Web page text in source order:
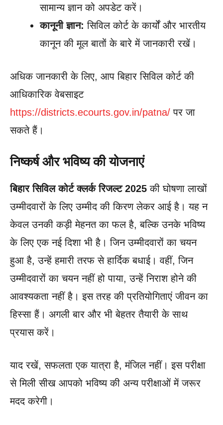
सामान्य ज्ञान को अपडेट करें।
कानूनी ज्ञान: सिविल कोर्ट के कार्यों और भारतीय
कानून की मूल बातों के बारे में जानकारी रखें।
अधिक जानकारी के लिए, आप बिहार सिविल कोर्ट की
आधिकारिक वेबसाइट
https://districts.ecourts.gov.in/patna/ पर जा
सकते हैं।
निष्कर्ष और भविष्य की योजनाएं
बिहार सिविल कोर्ट क्लर्क रिजल्ट 2025 की घोषणा लाखों
उम्मीदवारों के लिए उम्मीद की किरण लेकर आई है। यह न
केवल उनकी कड़ी मेहनत का फल है, बल्कि उनके भविष्य
के लिए एक नई दिशा भी है। जिन उम्मीदवारों का चयन
हुआ है, उन्हें हमारी तरफ से हार्दिक बधाई। वहीं, जिन
उम्मीदवारों का चयन नहीं हो पाया, उन्हें निराश होने की
आवश्यकता नहीं है। इस तरह की प्रतियोगिताएं जीवन का
हिस्सा हैं। अगली बार और भी बेहतर तैयारी के साथ
प्रयास करें।
याद रखें, सफलता एक यात्रा है, मंजिल नहीं। इस परीक्षा
से मिली सीख आपको भविष्य की अन्य परीक्षाओं में जरूर
मदद करेगी।